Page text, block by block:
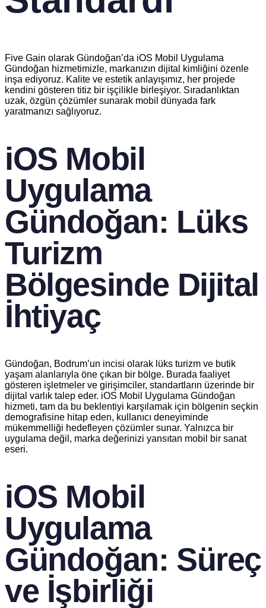
Five Gain olarak Gündoğan’da iOS Mobil Uygulama
Gündoğan hizmetimizle, markanızın dijital kimliğini özenle
inşa ediyoruz. Kalite ve estetik anlayışımız, her projede
kendini gösteren titiz bir işçilikle birleşiyor. Sıradanlıktan
uzak, özgün çözümler sunarak mobil dünyada fark
yaratmanızı sağlıyoruz.
iOS Mobil
Uygulama
Gündoğan: Lüks
Turizm
Bölgesinde Dijital
İhtiyaç
Gündoğan, Bodrum’un incisi olarak lüks turizm ve butik
yaşam alanlarıyla öne çıkan bir bölge. Burada faaliyet
gösteren işletmeler ve girişimciler, standartların üzerinde bir
dijital varlık talep eder. iOS Mobil Uygulama Gündoğan
hizmeti, tam da bu beklentiyi karşılamak için bölgenin seçkin
demografisine hitap eden, kullanıcı deneyiminde
mükemmelliği hedefleyen çözümler sunar. Yalnızca bir
uygulama değil, marka değerinizi yansıtan mobil bir sanat
eseri.
iOS Mobil
Uygulama
Gündoğan: Süreç
ve İşbirliği